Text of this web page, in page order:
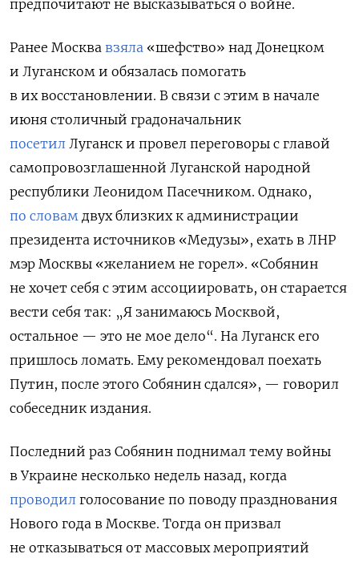
предпочитают не высказываться о войне.
Ранее Москва взяла «шефство» над Донецком
и Луганском и обязалась помогать
в их восстановлении. В связи с этим в начале
июня столичный градоначальник
посетил Луганск и провел переговоры с главой
самопровозглашенной Луганской народной
республики Леонидом Пасечником. Однако,
по словам двух близких к администрации
президента источников «Медузы», ехать в ЛНР
мэр Москвы «желанием не горел». «Собянин
не хочет себя с этим ассоциировать, он старается
вести себя так: „Я занимаюсь Москвой,
остальное — это не мое дело“. На Луганск его
пришлось ломать. Ему рекомендовал поехать
Путин, после этого Собянин сдался», — говорил
собеседник издания.
Последний раз Собянин поднимал тему войны
в Украине несколько недель назад, когда
проводил голосование по поводу празднования
Нового года в Москве. Тогда он призвал
не отказываться от массовых мероприятий